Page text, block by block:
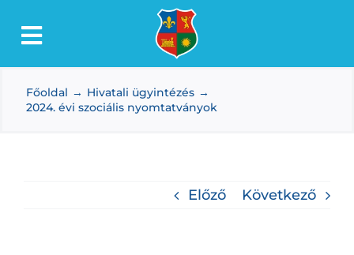
Toggle
Lőkösháza
Intézmények
Főoldal
Hivatali ügyintézés
2024. évi szociális nyomtatványok
Előző Következő